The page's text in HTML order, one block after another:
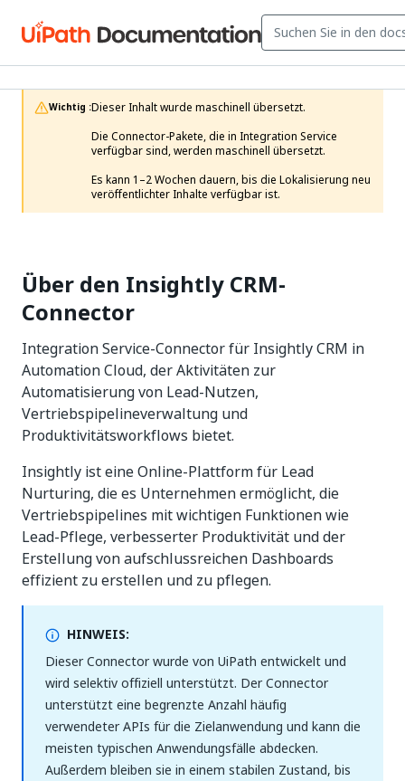
Wichtig :Dieser Inhalt wurde maschinell übersetzt.
Die Connector-Pakete, die in Integration Service
verfügbar sind, werden maschinell übersetzt.
Es kann 1–2 Wochen dauern, bis die Lokalisierung neu
veröffentlichter Inhalte verfügbar ist.
Über den Insightly CRM-
Connector
Integration Service-Connector für Insightly CRM in
Automation Cloud, der Aktivitäten zur
Automatisierung von Lead-Nutzen,
Vertriebspipelineverwaltung und
Produktivitätsworkflows bietet.
Insightly ist eine Online-Plattform für Lead
Nurturing, die es Unternehmen ermöglicht, die
Vertriebspipelines mit wichtigen Funktionen wie
Lead-Pflege, verbesserter Produktivität und der
Erstellung von aufschlussreichen Dashboards
effizient zu erstellen und zu pflegen.
HINWEIS:
Dieser Connector wurde von UiPath entwickelt und
wird selektiv offiziell unterstützt. Der Connector
unterstützt eine begrenzte Anzahl häufig
verwendeter APIs für die Zielanwendung und kann die
meisten typischen Anwendungsfälle abdecken.
Außerdem bleiben sie in einem stabilen Zustand, bis